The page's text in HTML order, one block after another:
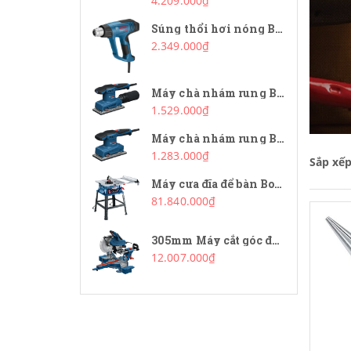
Sắp
Súng thổi hơi nóng Bosch GHG 20-63
2.349.000₫
Máy chà nhám rung Bosch GSS 20-18 A
1.529.000₫
Máy chà nhám rung Bosch GSS 20-18
1.283.000₫
Máy cưa đĩa để bàn Bosch GTS 254
81.840.000₫
305mm Máy cắt góc đa năng Bosch GCM 340-305D
12.007.000₫